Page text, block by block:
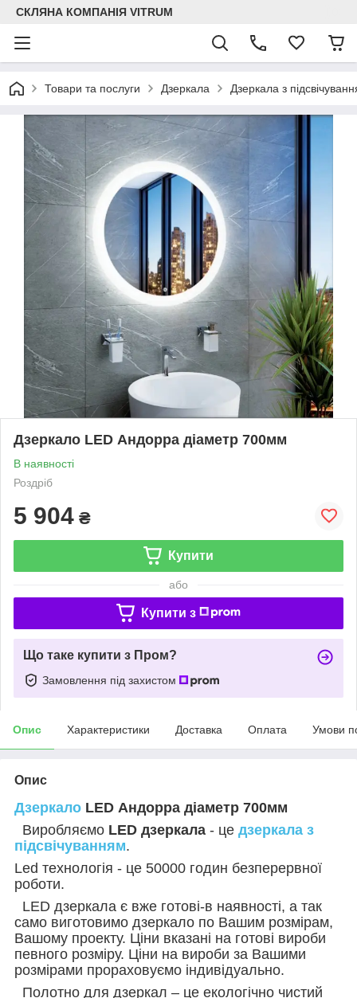
СКЛЯНА КОМПАНІЯ VITRUM
Товари та послуги Дзеркала Дзеркала з
Дзеркало LED Андорра діаметр 700мм
В наявності
Роздріб
5 904 ₴
Купити
або
Купити з
Що таке купити з Пром?
Замовлення під захистом
Опис Характеристики Доставка Оплата Умови
Опис
Дзеркало LED Андорра діаметр 700мм
Виробляємо LED дзеркала - це дзеркала з
підсвічуванням.
Led технологія - це 50000 годин безперервної
роботи.
LED дзеркала є вже готові-в наявності, а так
само виготовимо дзеркало по Вашим розмірам,
Вашому проекту. Ціни вказані на готові вироби
певного розміру. Ціни на вироби за Вашими
розмірами прораховуємо індивідуально.
Полотно для дзеркал – це екологічно чистий